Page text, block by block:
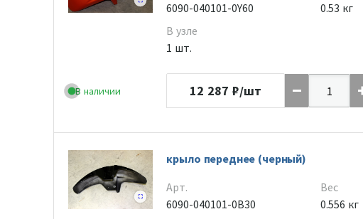
В наличии
6090-040101-0Y60
В узле
1 шт.
0.53 кг
12 287 ₽/шт
крыло переднее (черный)
Арт.
6090-040101-0B30
Вес
0.556 кг